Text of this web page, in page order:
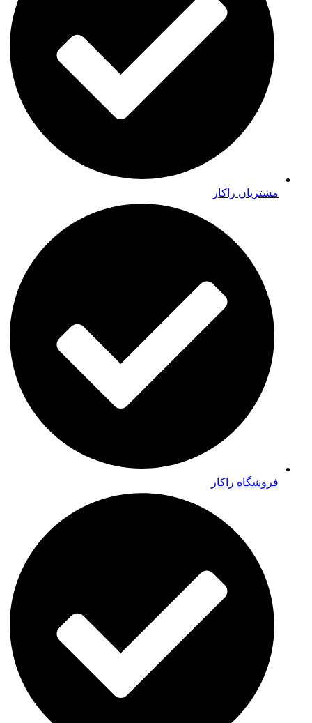
مشتریان راکار
فروشگاه راکار